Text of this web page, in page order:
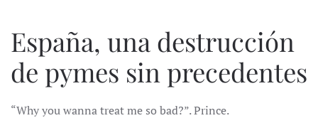
España, una destrucción
de pymes sin precedentes
“Why you wanna treat me so bad?”. Prince.